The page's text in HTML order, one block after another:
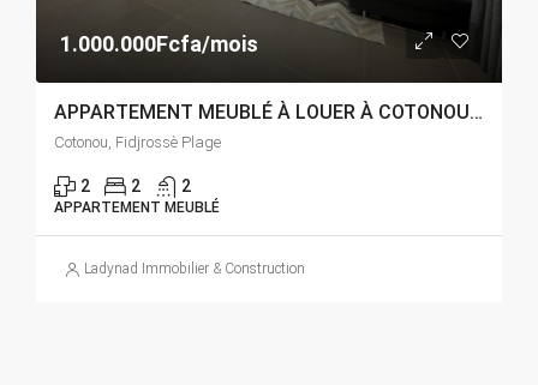
1.000.000Fcfa/mois
APPARTEMENT MEUBLÉ À LOUER À COTONOU FIDJROSSÈ PLAGE
Cotonou, Fidjrossè Plage
2 2 2
APPARTEMENT MEUBLÉ
Ladynad Immobilier & Construction